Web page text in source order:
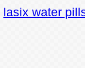
lasix water